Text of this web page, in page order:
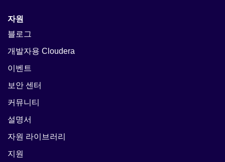
자원
블로그
개발자용 Cloudera
이벤트
보안 센터
커뮤니티
설명서
자원 라이브러리
지원